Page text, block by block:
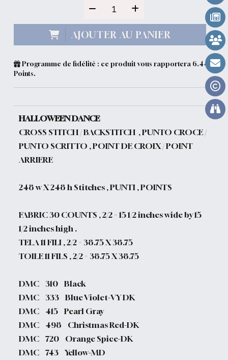
AJOUTER AU PANIER
Programme de fidélité : ce produit vous rapportera 6.44
Points.
HALLOWEEN DANCE
CROSS STITCH / BACKSTITCH , PUNTO CROCE /
PUNTO SCRITTO , POINT DE CROIX / POINT
ARRIERE
248 w X 248 h Stitches , PUNTI , POINTS
FABRIC 30 COUNTS , 2/2 = 15 1/2 inches wide by 15
1/2 inches high .
TELA 11 FILI , 2/2 = 38.75 X 38.75
TOILE 11 FILS , 2/2 = 38.75 X 38.75
DMC 310 Black
DMC 333 Blue Violet-VY DK
DMC 415 Pearl Gray
DMC 498 Christmas Red-DK
DMC 720 Orange Spice-DK
DMC 743 Yellow-MD